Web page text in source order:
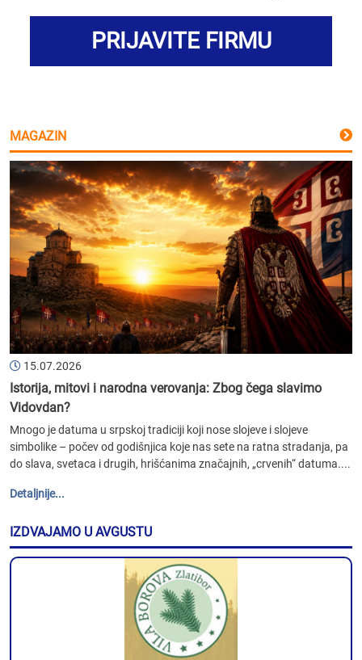
PRIJAVITE FIRMU
MAGAZIN
15.07.2026
Istorija, mitovi i narodna verovanja: Zbog čega slavimo
Vidovdan?
Mnogo je datuma u srpskoj tradiciji koji nose slojeve i slojeve
simbolike – počev od godišnjica koje nas sete na ratna stradanja, pa
do slava, svetaca i drugih, hrišćanima značajnih, „crvenih“ datuma....
Detaljnije...
IZDVAJAMO U AVGUSTU